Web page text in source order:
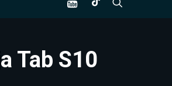
Tab S10